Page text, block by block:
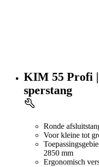
KIM 55 Profi |
sperstang
Ronde
Voor kleine tot
2850 mm
Ergonomisch